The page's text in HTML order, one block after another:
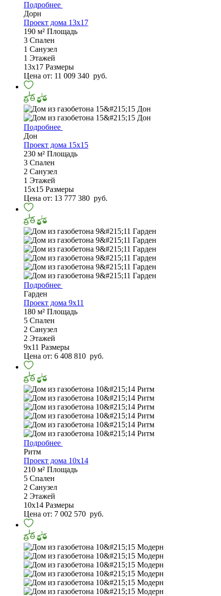
Подробнее
Дорн
Проект дома 13х17
190 м² Площадь
3 Спален
1 Санузел
1 Этажей
13х17 Размеры
Цена от: 11 009 340 руб.
Подробнее
Дон
Проект дома 15х15
230 м² Площадь
3 Спален
2 Санузел
1 Этажей
15х15 Размеры
Цена от: 13 777 380 руб.
Подробнее
Гарден
Проект дома 9х11
180 м² Площадь
5 Спален
2 Санузел
2 Этажей
9х11 Размеры
Цена от: 6 408 810 руб.
Подробнее
Ритм
Проект дома 10х14
210 м² Площадь
5 Спален
2 Санузел
2 Этажей
10х14 Размеры
Цена от: 7 002 570 руб.